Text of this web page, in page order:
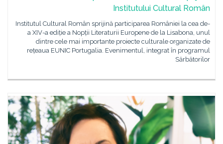
Institutului Cultural Român
Institutul Cultural Român sprijină participarea României la cea de-
a XIV-a ediție a Nopții Literaturii Europene de la Lisabona, unul
dintre cele mai importante proiecte culturale organizate de
rețeaua EUNIC Portugalia. Evenimentul, integrat în programul
Sărbătorilor